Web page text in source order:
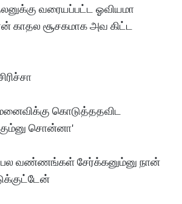
வரையப்பட்ட ஓவியமா
காதல சூசகமாக அவ கிட்ட
கொடுத்ததவிட
சொன்னா'
வண்ணங்கள் சேர்க்கனும்னு நான்